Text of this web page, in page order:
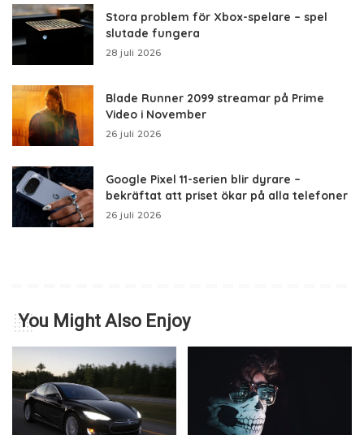
Stora problem för Xbox-spelare – spel
slutade fungera
28 juli 2026
Blade Runner 2099 streamar på Prime
Video i November
26 juli 2026
Google Pixel 11-serien blir dyrare –
bekräftat att priset ökar på alla telefoner
26 juli 2026
You Might Also Enjoy